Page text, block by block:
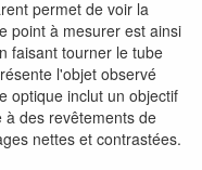
permet de voir la
point à mesurer est ainsi
faisant tourner le tube
l'objet observé
optique inclut un objectif
des revêtements de
nettes et contrastées.